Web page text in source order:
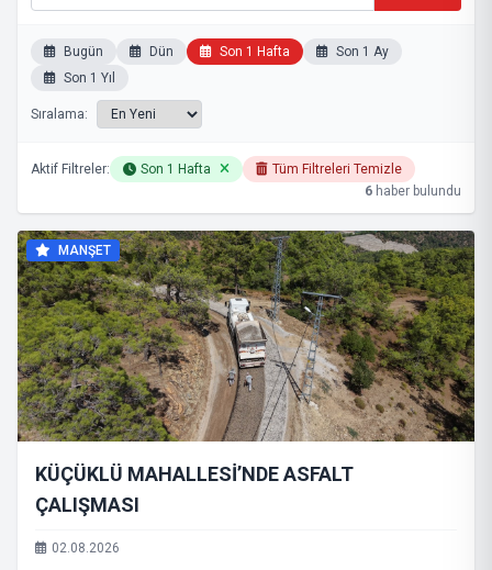
Bugün Dün Son 1 Hafta
Son 1 Ay
Son 1 Yıl
Sıralama:
Aktif Filtreler: Son 1 Hafta
Tüm Filtreleri Temizle
6 haber bulundu
MANŞET
KÜÇÜKLÜ MAHALLESİ’NDE ASFALT
ÇALIŞMASI
02.08.2026